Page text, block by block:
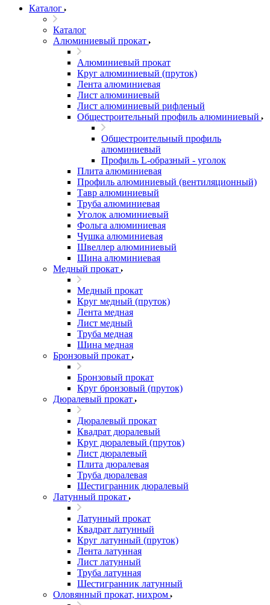
Каталог
Каталог
Алюминиевый прокат
Алюминиевый прокат
Круг алюминиевый (пруток)
Лента алюминиевая
Лист алюминиевый
Лист алюминиевый рифленый
Общестроительный профиль алюминиевый
Общестроительный профиль
алюминиевый
Профиль L-образный - уголок
Плита алюминиевая
Профиль алюминиевый (вентиляционный)
Тавр алюминиевый
Труба алюминиевая
Уголок алюминиевый
Фольга алюминиевая
Чушка алюминиевая
Швеллер алюминиевый
Шина алюминиевая
Медный прокат
Медный прокат
Круг медный (пруток)
Лента медная
Лист медный
Труба медная
Шина медная
Бронзовый прокат
Бронзовый прокат
Круг бронзовый (пруток)
Дюралевый прокат
Дюралевый прокат
Квадрат дюралевый
Круг дюралевый (пруток)
Лист дюралевый
Плита дюралевая
Труба дюралевая
Шестигранник дюралевый
Латунный прокат
Латунный прокат
Квадрат латунный
Круг латунный (пруток)
Лента латунная
Лист латунный
Труба латунная
Шестигранник латунный
Оловянный прокат, нихром